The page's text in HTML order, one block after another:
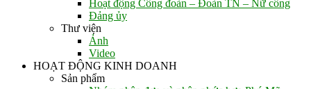
Hoạt động Công đoàn – Đoàn TN – Nữ công
Đảng ủy
Thư viện
Ảnh
Video
HOẠT ĐỘNG KINH DOANH
Sản phẩm